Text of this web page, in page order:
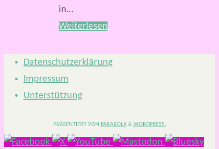
in…
Weiterlesen
Datenschutzerklärung
Impressum
Unterstützung
PRÄSENTIERT VON PARABOLA& WORDPRESS.